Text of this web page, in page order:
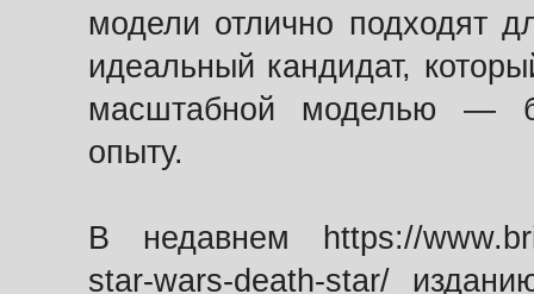
модели отлично подходят
идеальный кандидат,
масштабной моделью —
опыту.
В недавнем https://
star-wars-death-star/